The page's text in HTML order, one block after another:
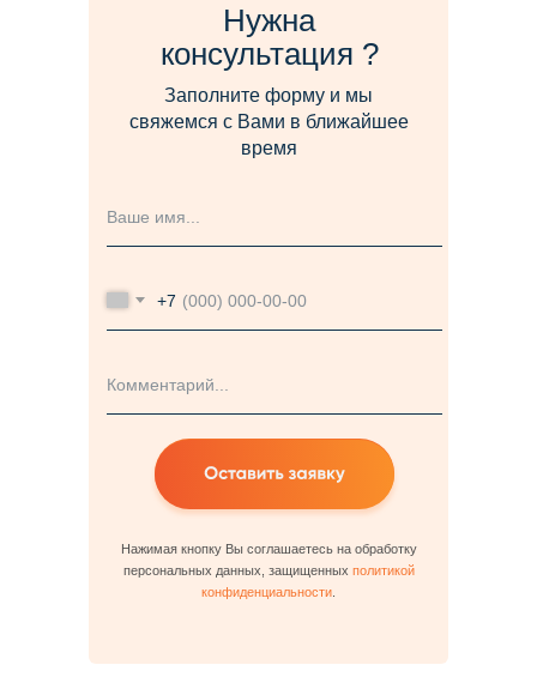
Нужна
консультация ?
Заполните форму и мы
свяжемся с Вами в ближайшее
время
+7
Нажимая кнопку Вы соглашаетесь на обработку
персональных данных, защищенных политикой
конфиденциальности